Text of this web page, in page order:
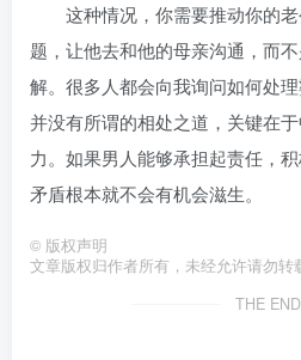
这种情况，你需要推动你的老
题，让他去和他的母亲沟通，而
解。很多人都会向我询问如何处
并没有所谓的相处之道，关键在
力。如果男人能够承担起责任，
矛盾根本就不会有机会滋生。
© 版权声明
文章版权归作者所有，未经允许请勿转
THE END